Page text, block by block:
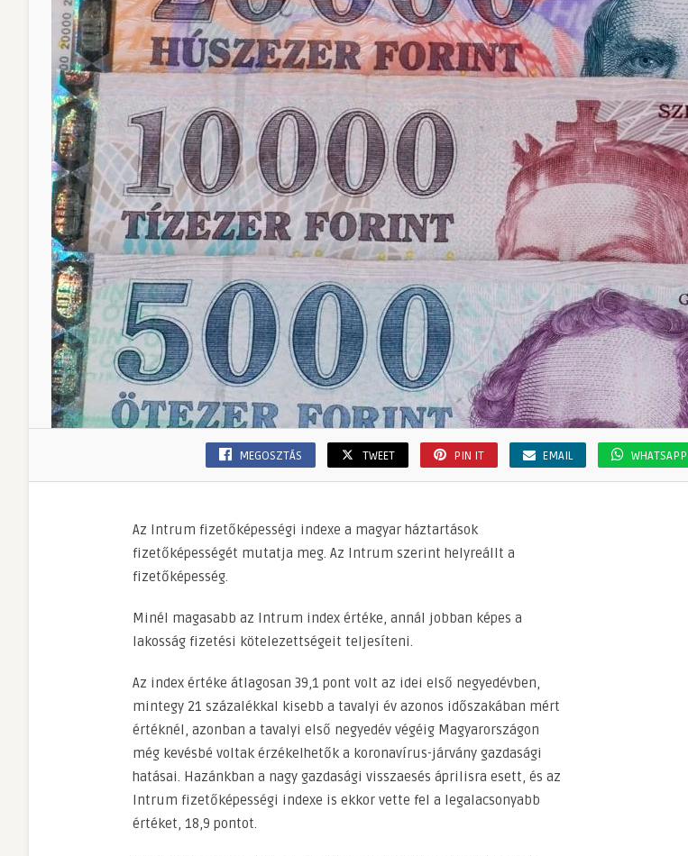
MEGOSZTÁS TWEET PIN IT EMAIL WHATSAPP
Az Intrum fizetőképességi indexe a magyar háztartások
fizetőképességét mutatja meg. Az Intrum szerint helyreállt a
fizetőképesség.
Minél magasabb az Intrum index értéke, annál jobban képes a
lakosság fizetési kötelezettségeit teljesíteni.
Az index értéke átlagosan 39,1 pont volt az idei első negyedévben,
mintegy 21 százalékkal kisebb a tavalyi év azonos időszakában mért
értéknél, azonban a tavalyi első negyedév végéig Magyarországon
még kevésbé voltak érzékelhetők a koronavírus-járvány gazdasági
hatásai. Hazánkban a nagy gazdasági visszaesés áprilisra esett, és az
Intrum fizetőképességi indexe is ekkor vette fel a legalacsonyabb
értéket, 18,9 pontot.